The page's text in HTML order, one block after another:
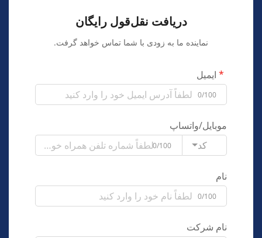
دریافت نقل‌قول رایگان
نماینده ما به زودی با شما تماس خواهد گرفت.
ایمیل
0/100
موبایل/واتساپ
کد
0/100
نام
0/100
نام شرکت